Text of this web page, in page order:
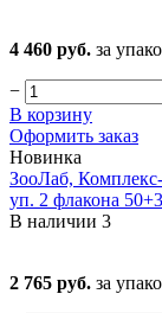
4 460 руб. за
−
В корзину
Оформить заказ
Новинка
ЗооЛаб,
уп. 2 флакона
В наличии 3
2 765 руб. за